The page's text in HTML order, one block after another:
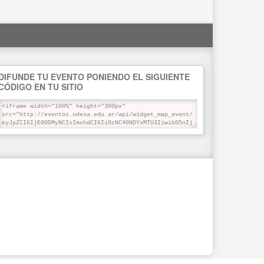
TU EVENTO PONIENDO EL SIGUIENTE
EN TU SITIO